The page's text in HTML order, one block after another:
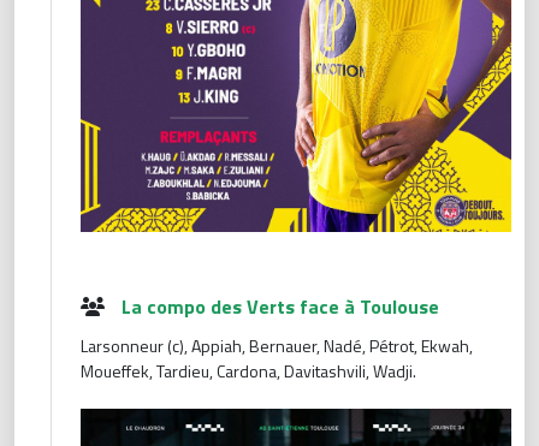
La compo des Verts face à Toulouse
Larsonneur (c), Appiah, Bernauer, Nadé, Pétrot, Ekwah,
Moueffek, Tardieu, Cardona, Davitashvili, Wadji.